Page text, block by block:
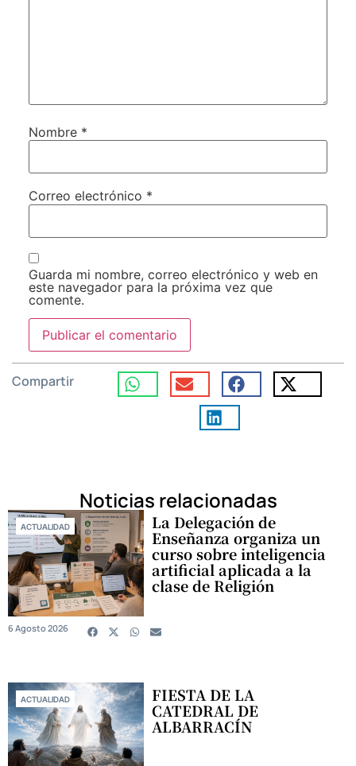
Nombre *
Correo electrónico *
Guarda mi nombre, correo electrónico y web en
este navegador para la próxima vez que
comente.
Compartir
Noticias relacionadas
ACTUALIDAD La Delegación de
Enseñanza organiza un
curso sobre inteligencia
artificial aplicada a la
clase de Religión
6 Agosto 2026
ACTUALIDAD FIESTA DE LA
CATEDRAL DE
ALBARRACÍN